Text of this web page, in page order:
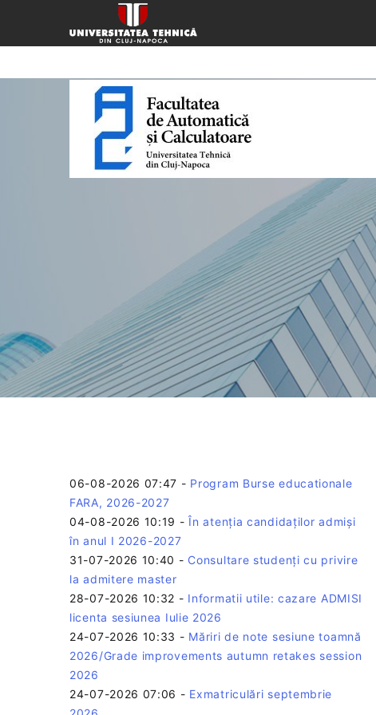
06-08-2026 07:47 - Program Burse educationale
FARA, 2026-2027
04-08-2026 10:19 -În atenția candidaților admiși
în anul I 2026-2027
31-07-2026 10:40 - Consultare studenți cu privire
la admitere master
28-07-2026 10:32 - Informatii utile: cazare ADMISI
licenta sesiunea Iulie 2026
24-07-2026 10:33 - Măriri de note sesiune toamnă
2026/Grade improvements autumn retakes session
2026
24-07-2026 07:06 - Exmatriculări septembrie